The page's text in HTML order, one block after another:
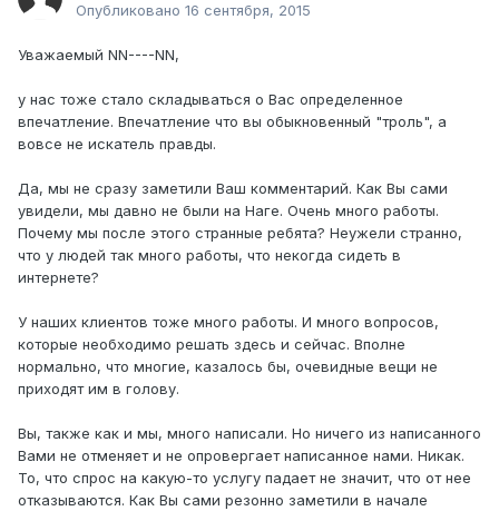
Опубликовано 16 сентября, 2015
Уважаемый NN----NN,
у нас тоже стало складываться о Вас определенное
впечатление. Впечатление что вы обыкновенный "троль", а
вовсе не искатель правды.
Да, мы не сразу заметили Ваш комментарий. Как Вы сами
увидели, мы давно не были на Наге. Очень много работы.
Почему мы после этого странные ребята? Неужели странно,
что у людей так много работы, что некогда сидеть в
интернете?
У наших клиентов тоже много работы. И много вопросов,
которые необходимо решать здесь и сейчас. Вполне
нормально, что многие, казалось бы, очевидные вещи не
приходят им в голову.
Вы, также как и мы, много написали. Но ничего из написанного
Вами не отменяет и не опровергает написанное нами. Никак.
То, что спрос на какую-то услугу падает не значит, что от нее
отказываются. Как Вы сами резонно заметили в начале